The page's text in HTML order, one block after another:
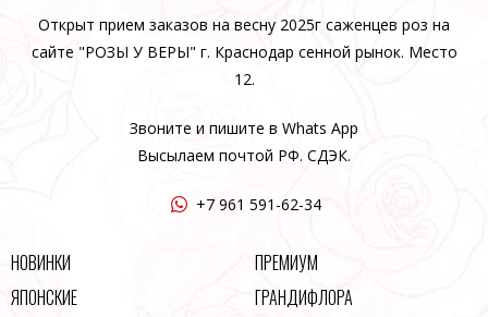
Открыт прием заказов на весну 2025г саженцев роз на
сайте "РОЗЫ У ВЕРЫ" г. Краснодар сенной рынок. Место
12.
Звоните и пишите в Whats App
Высылаем почтой РФ. СДЭК.
+7 961 591-62-34
НОВИНКИ
ЯПОНСКИЕ
ПРЕМИУМ
ГРАНДИФЛОРА